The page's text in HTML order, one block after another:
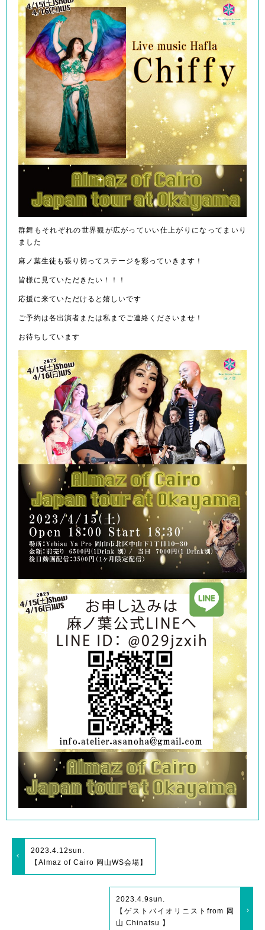
群舞もそれぞれの世界観が広がっていい仕上がりになってまいり
ました
麻ノ葉生徒も張り切ってステージを彩っていきます！
皆様に見ていただきたい！！！
応援に来ていただけると嬉しいです
ご予約は各出演者または私までご連絡くださいませ！
お待ちしています
2023.4.12sun.
【Almaz of Cairo 岡山WS会場】
2023.4.9sun.
【ゲストバイオリニストfrom 岡
山 Chinatsu 】